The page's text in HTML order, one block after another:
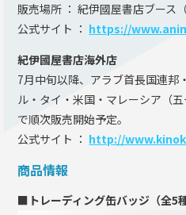
販売場所 ： 紀伊國屋書店ブース
公式サイト ： https://
紀伊國屋書店海外店
7月中旬以降、アラブ首長国連邦
ル・タイ・米国・マレーシア（
で順次販売開始予定。
公式サイト ： http://
商品情報
■トレーディング缶バッジ（全5種